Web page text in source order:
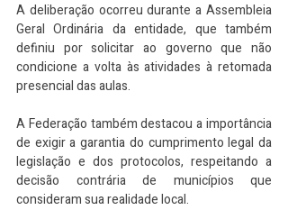
A deliberação ocorreu durante a Assembleia
Geral Ordinária da entidade, que também
definiu por solicitar ao governo que não
condicione a volta às atividades à retomada
presencial das aulas.
A Federação também destacou a importância
de exigir a garantia do cumprimento legal da
legislação e dos protocolos, respeitando a
decisão contrária de municípios que
consideram sua realidade local.